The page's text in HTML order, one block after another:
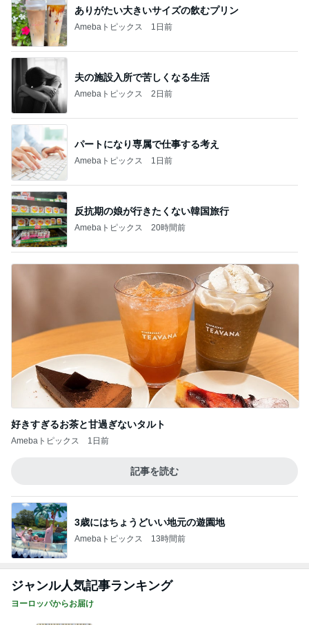
ありがたい大きいサイズの飲むプリン
Amebaトピックス 1日前
夫の施設入所で苦しくなる生活
Amebaトピックス 2日前
パートになり専属で仕事する考え
Amebaトピックス 1日前
反抗期の娘が行きたくない韓国旅行
Amebaトピックス 20時間前
好きすぎるお茶と甘過ぎないタルト
Amebaトピックス 1日前
記事を読む
3歳にはちょうどいい地元の遊園地
Amebaトピックス 13時間前
ジャンル人気記事ランキング
ヨーロッパからお届け